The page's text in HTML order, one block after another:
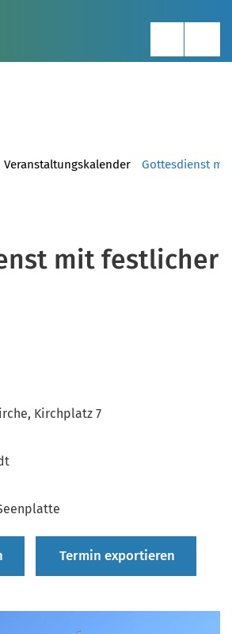
Veranstaltungskalender Gottesdienst
mit festlicher
Kirchplatz 7
Termin exportieren